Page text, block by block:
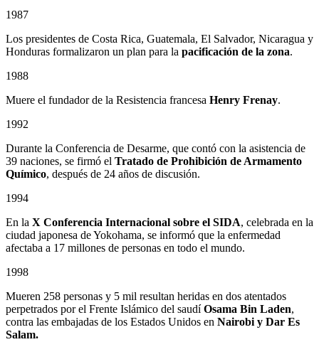
1987
Los presidentes de Costa Rica, Guatemala, El Salvador, Nicaragua y
Honduras formalizaron un plan para la pacificación de la zona.
1988
Muere el fundador de la Resistencia francesa Henry Frenay.
1992
Durante la Conferencia de Desarme, que contó con la asistencia de
39 naciones, se firmó el Tratado de Prohibición de Armamento
Químico, después de 24 años de discusión.
1994
En la X Conferencia Internacional sobre el SIDA, celebrada en la
ciudad japonesa de Yokohama, se informó que la enfermedad
afectaba a 17 millones de personas en todo el mundo.
1998
Mueren 258 personas y 5 mil resultan heridas en dos atentados
perpetrados por el Frente Islámico del saudíOsama Bin Laden,
contra las embajadas de los Estados Unidos en Nairobi y Dar Es
Salam.